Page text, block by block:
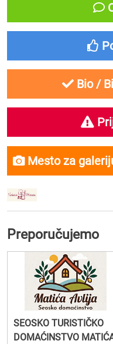
Bio /
Mesto za
Preporučujemo
SEOSKO TURISTIČKO
DOMAĆINSTVO